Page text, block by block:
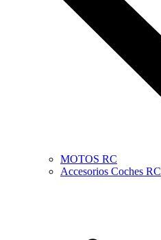
MOTOS RC
Accesorios Coches RC